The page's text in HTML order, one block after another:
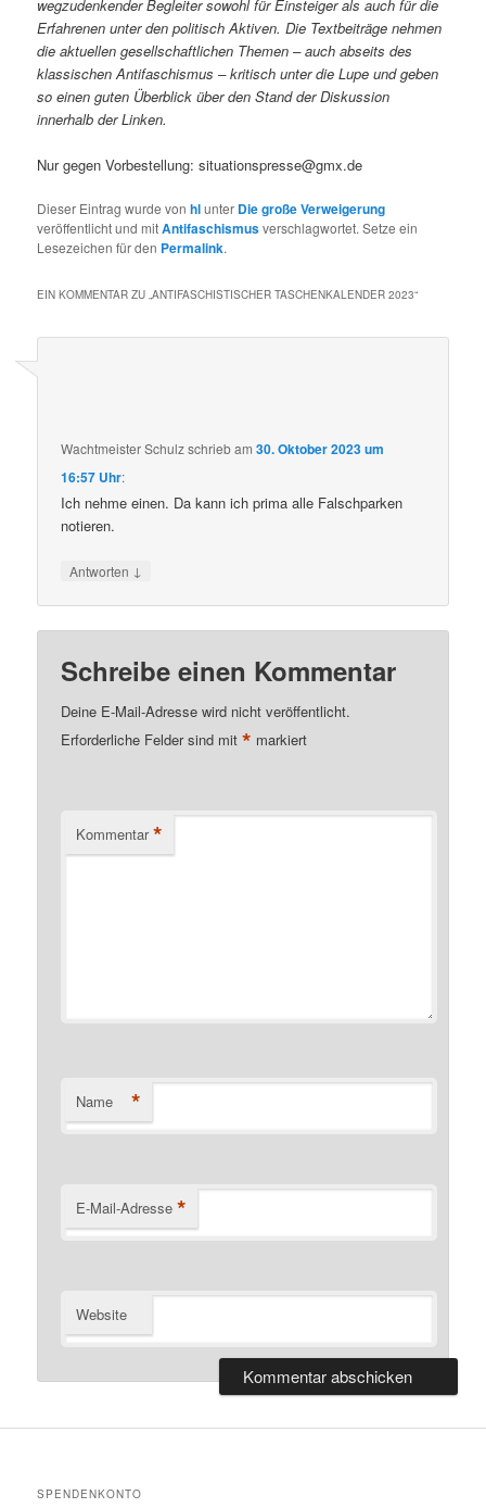
wegzudenkender Begleiter sowohl für Einsteiger als auch für die
Erfahrenen unter den politisch Aktiven. Die Textbeiträge nehmen
die aktuellen gesellschaftlichen Themen – auch abseits des
klassischen Antifaschismus – kritisch unter die Lupe und geben
so einen guten Überblick über den Stand der Diskussion
innerhalb der Linken.
Nur gegen Vorbestellung: situationspresse@gmx.de
Dieser Eintrag wurde vonhlunter Die große Verweigerung
veröffentlicht und mitAntifaschismusverschlagwortet. Setze ein
Lesezeichen für den Permalink.
EIN KOMMENTAR ZU „ANTIFASCHISTISCHER TASCHENKALENDER 2023“
Wachtmeister Schulzschriebam30. Oktober 2023 um
16:57 Uhr:
Ich nehme einen. Da kann ich prima alle Falschparken
notieren.
Antworten ↓
Schreibe einen Kommentar
Deine E-Mail-Adresse wird nicht veröffentlicht.
Erforderliche Felder sind mit* markiert
Kommentar *
Name *
E-Mail-Adresse *
Website
SPENDENKONTO